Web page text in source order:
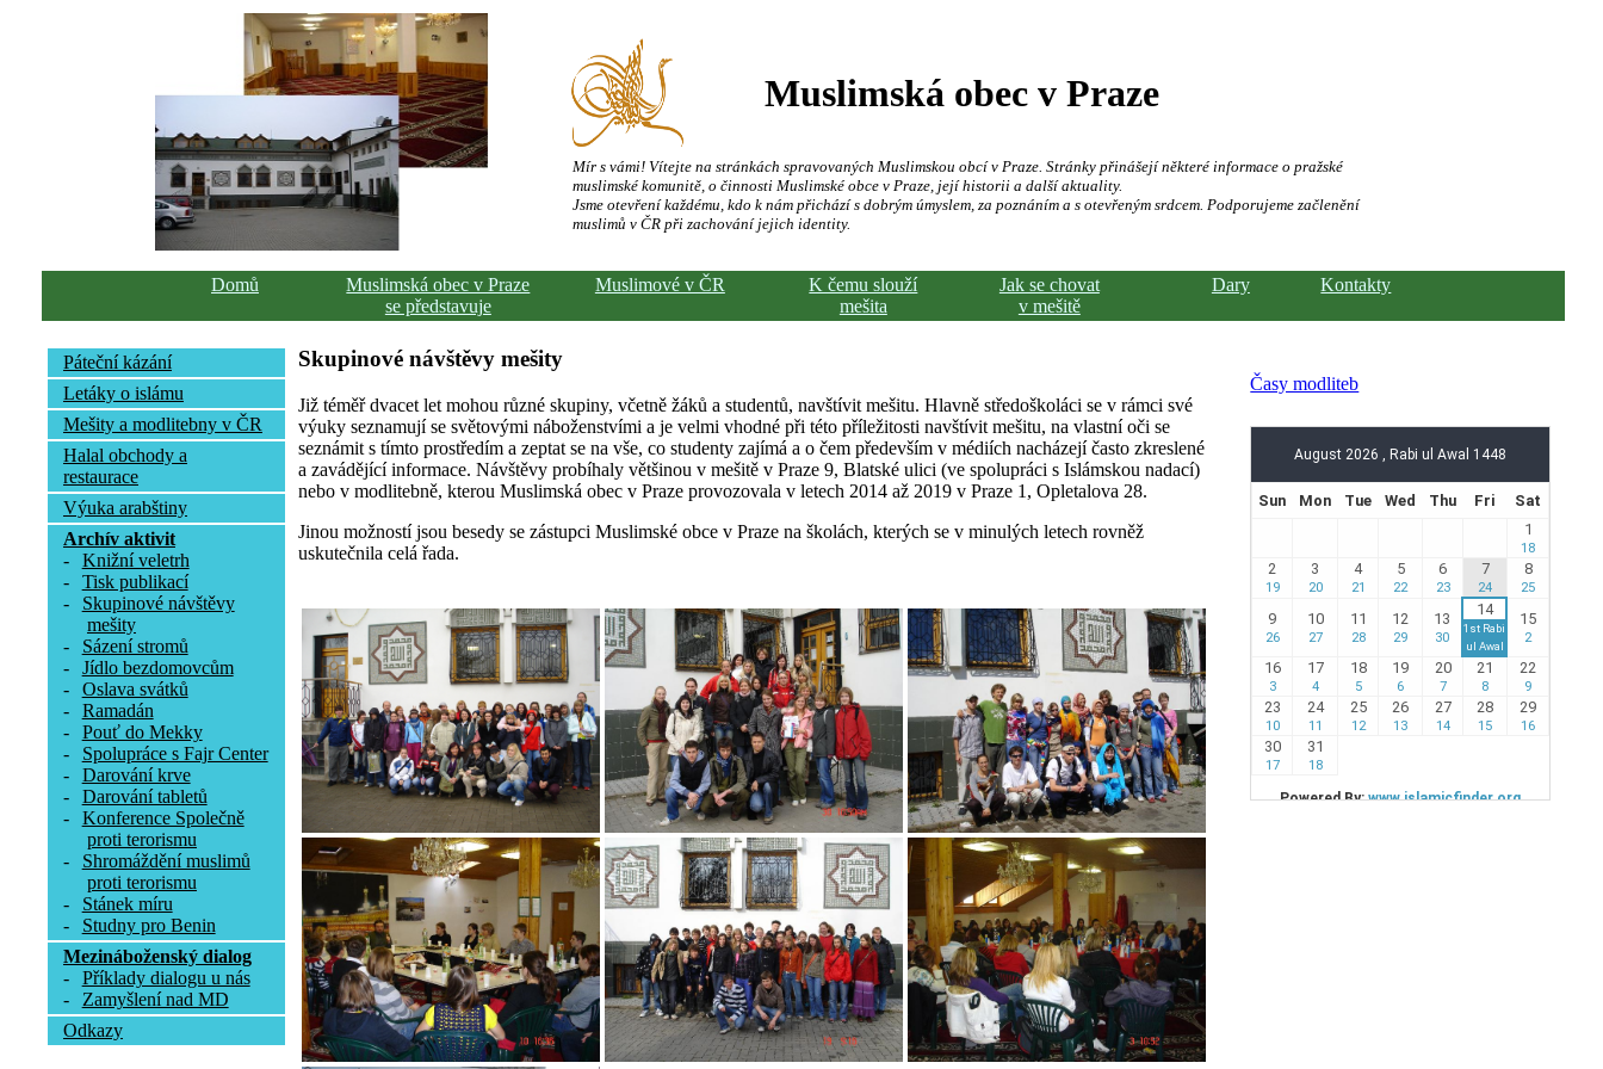
Muslimská obec v Praze
Mír s vámi! Vítejte na stránkách spravovaných Muslimskou obcí v Praze. Stránky přinášejí některé informace o pražské
muslimské komunitě, o činnosti Muslimské obce v Praze, její historii a další aktuality.
Jsme otevření každému, kdo k nám přichází s dobrým úmyslem, za poznáním a s otevřeným srdcem. Podporujeme začlenění
muslimů v ČR při zachování jejich identity.
Domů
Muslimská obec v Praze
se představuje
Muslimové v ČR
K čemu slouží
mešita
Jak se chovat
v mešitě
Dary Kontakty
Páteční kázání
Letáky o islámu
Mešity a modlitebny v ČR
Halal obchody a
restaurace
Výuka arabštiny
Archív aktivit
-
Knižní veletrh
-
Tisk publikací
-
Skupinové návštěvy
mešity
-
Sázení stromů
-
Jídlo bezdomovcům
-
Oslava svátků
-
Ramadán
-
Pouť do Mekky
-
Spolupráce s Fajr Center
-
Darování krve
-
Darování tabletů
-
Konference Společně
proti terorismu
-
Shromáždění muslimů
proti terorismu
-
Stánek míru
-
Studny pro Benin
Mezináboženský dialog
-
Příklady dialogu u nás
-
Zamyšlení nad MD
Odkazy
Skupinové návštěvy mešity
Již téměř dvacet let mohou různé skupiny, včetně žáků a studentů, navštívit mešitu. Hlavně středoškoláci se v rámci své
výuky seznamují se světovými náboženstvími a je velmi vhodné při této příležitosti navštívit mešitu, na vlastní oči se
seznámit s tímto prostředím a zeptat se na vše, co studenty zajímá a o čem především v médiích nacházejí často zkreslené
a zavádějící informace. Návštěvy probíhaly většinou v mešitě v Praze 9, Blatské ulici (ve spolupráci s Islámskou nadací)
nebo v modlitebně, kterou Muslimská obec v Praze provozovala v letech 2014 až 2019 v Praze 1, Opletalova 28.
Jinou možností jsou besedy se zástupci Muslimské obce v Praze na školách, kterých se v minulých letech rovněž
uskutečnila celá řada.
Časy modliteb